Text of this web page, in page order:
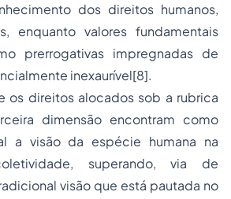
dos direitos humanos,
enquanto valores fundamentais
prerrogativas impregnadas de
inexaurível[8].
os direitos alocados sob a rubrica
dimensão encontram como
a visão da espécie humana na
superando, via de
visão que está pautada no